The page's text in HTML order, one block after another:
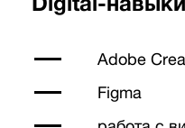
Adobe
Figma